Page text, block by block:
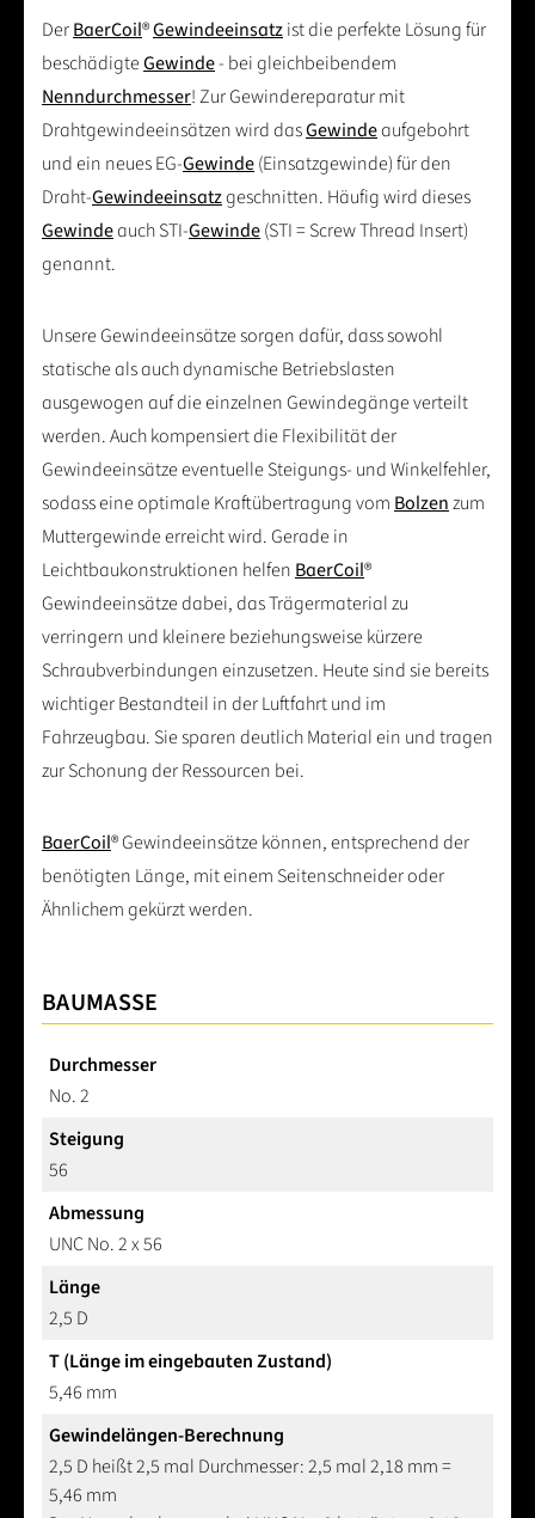
DerBaerCoil®Gewindeeinsatzist die perfekte Lösung für
beschädigteGewinde- bei gleichbeibendem
Nenndurchmesser! Zur Gewindereparatur mit
Drahtgewindeeinsätzen wird dasGewindeaufgebohrt
und ein neues EG-Gewinde(Einsatzgewinde) für den
Draht-Gewindeeinsatzgeschnitten. Häufig wird dieses
Gewindeauch STI-Gewinde(STI = Screw Thread Insert)
genannt.
Unsere Gewindeeinsätze sorgen dafür, dass sowohl
statische als auch dynamische Betriebslasten
ausgewogen auf die einzelnen Gewindegänge verteilt
werden. Auch kompensiert die Flexibilität der
Gewindeeinsätze eventuelle Steigungs- und Winkelfehler,
sodass eine optimale Kraftübertragung vom Bolzenzum
Muttergewinde erreicht wird. Gerade in
Leichtbaukonstruktionen helfen BaerCoil®
Gewindeeinsätze dabei, das Trägermaterial zu
verringern und kleinere beziehungsweise kürzere
Schraubverbindungen einzusetzen. Heute sind sie bereits
wichtiger Bestandteil in der Luftfahrt und im
Fahrzeugbau. Sie sparen deutlich Material ein und tragen
zur Schonung der Ressourcen bei.
BaerCoil® Gewindeeinsätze können, entsprechend der
benötigten Länge, mit einem Seitenschneider oder
Ähnlichem gekürzt werden.
BAUMASSE
Durchmesser
No. 2
Steigung
56
Abmessung
UNC No. 2 x 56
Länge
2,5 D
T (Länge im eingebauten Zustand)
5,46 mm
Gewindelängen-Berechnung
2,5 D heißt 2,5 mal Durchmesser: 2,5 mal 2,18 mm =
5,46 mm